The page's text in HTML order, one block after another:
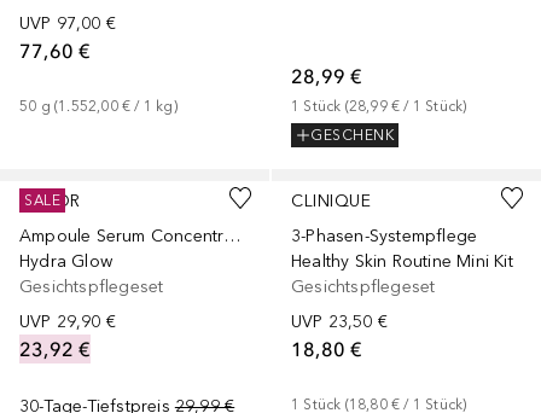
UVP 97,00 €
77,60 €
50 g (1.552,00 € / 1 kg)
28,99 €
1 Stück (28,99 € / 1 Stück)
GESCHENK
BABOR
Ampoule Serum Concentrates
Hydra Glow
Gesichtspflegeset
UVP 29,90 €
23,92 €
30-Tage-Tiefstpreis 29,99 €
SALE
CLINIQUE
3-Phasen-Systempflege
Healthy Skin Routine Mini Kit
Gesichtspflegeset
UVP 23,50 €
18,80 €
1 Stück (18,80 € / 1 Stück)